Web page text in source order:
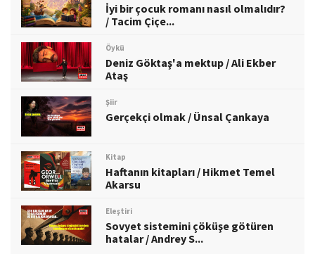
İyi bir çocuk romanı nasıl olmalıdır?
/ Tacim Çiçe...
Öykü
Deniz Göktaş'a mektup / Ali Ekber
Ataş
Şiir
Gerçekçi olmak / Ünsal Çankaya
Kitap
Haftanın kitapları / Hikmet Temel
Akarsu
Eleştiri
Sovyet sistemini çöküşe götüren
hatalar / Andrey S...